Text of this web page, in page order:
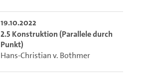
19.10.2022
2.5 Konstruktion (Parallele durch
Punkt)
Hans-Christian v. Bothmer